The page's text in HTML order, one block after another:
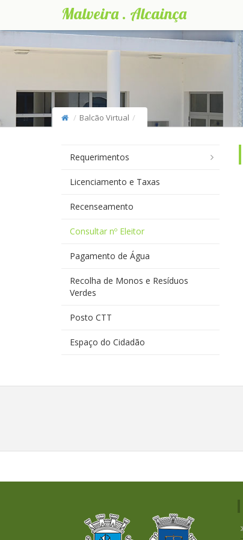
Malveira . Alcainça
Balcão Virtual
Requerimentos
Licenciamento e Taxas
Recenseamento
Consultar nº Eleitor
Pagamento de Água
Recolha de Monos e Resíduos
Verdes
Posto CTT
Espaço do Cidadão